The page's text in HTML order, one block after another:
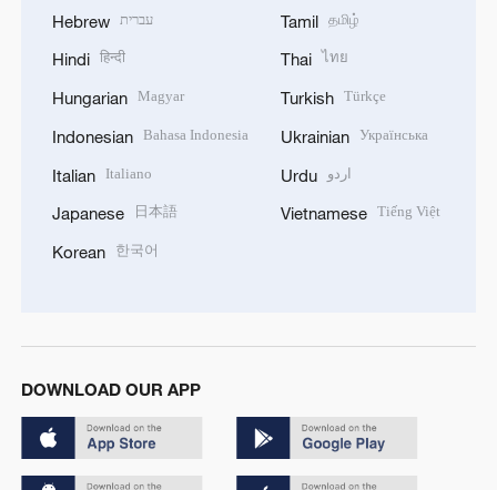
Hebrew עברית
Hindi हिन्दी
Hungarian Magyar
Indonesian Bahasa Indonesia
Italian Italiano
Japanese 日本語
Korean 한국어
Tamil தமிழ்
Thai ไทย
Turkish Türkçe
Ukrainian Українська
Urdu اردو
Vietnamese Tiếng Việt
DOWNLOAD OUR APP